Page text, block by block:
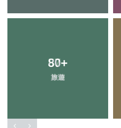
80+
旅遊
57+
專欄